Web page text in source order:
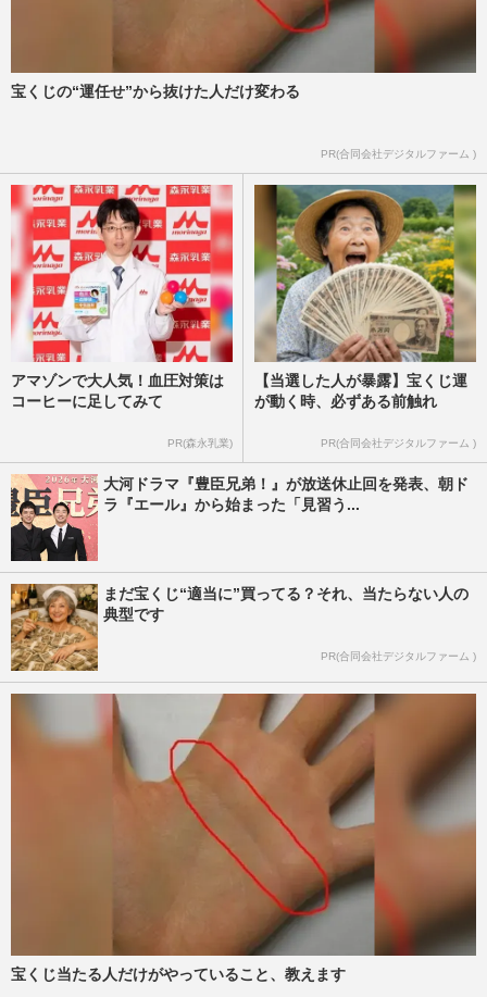
NHK大河ドラマ『豊臣兄弟！』織田信長
役の小栗旬・“本能寺の変”で退場に広が
る“ロス”、視聴者を感嘆さ…
週刊女性PRIME
《“織田信長役”で好きな俳優ランキング》
えた、ダントツ1位は“…
週刊女性2026年6月23日号 2026/6/14
宝くじの“運任せ”から抜けた人だけ変わる
PR(合同会社デジタルファーム )
アマゾンで大人気！血圧対策は
コーヒーに足してみて
PR(森永乳業)
【当選した人が暴露】宝くじ運
が動く時、必ずある前触れ
PR(合同会社デジタルファーム )
大河ドラマ『豊臣兄弟！』が放送休止回を発表、朝ド
ラ『エール』から始まった「見習う...
まだ宝くじ“適当に”買ってる？それ、当たらない人の
典型です
PR(合同会社デジタルファーム )
宝くじ当たる人だけがやっていること、教えます